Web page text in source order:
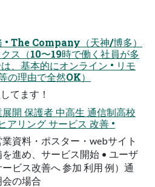
• The Company（天神/博多）
ス（10〜19時で働く社員が多
、基本的にオンライン • リモ
の理由で全然OK）
てます！
開 保護者 中⾼⽣ 通信制⾼校
アリング サービス 改善 •
資料・ポスター・webサイト
進め、サービス開始 • ユーザ
ビス改善へ 参加 利⽤ 例）通
の場合